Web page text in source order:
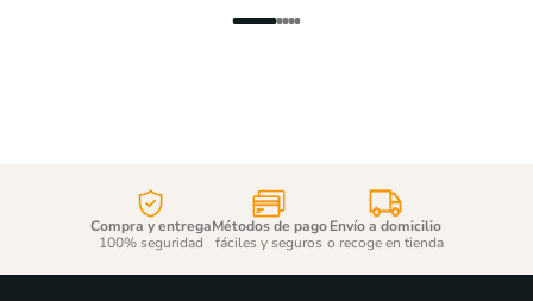
Compra y entrega
100% seguridad
Métodos de pago
fáciles y seguros
Envío a domicilio
o recoge en tienda